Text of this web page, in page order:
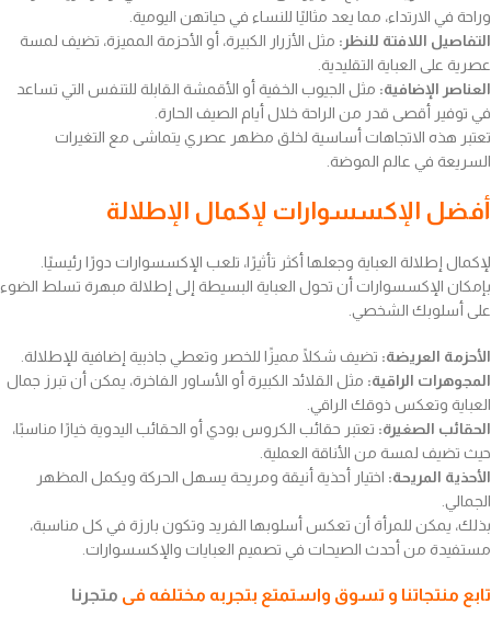
وراحة في الارتداء، مما يعد مثاليًا للنساء في حياتهن اليومية.
التفاصيل اللافتة للنظر: مثل الأزرار الكبيرة، أو الأحزمة المميزة، تضيف لمسة
عصرية على العباية التقليدية.
العناصر الإضافية: مثل الجيوب الخفية أو الأقمشة القابلة للتنفس التي تساعد
في توفير أقصى قدر من الراحة خلال أيام الصيف الحارة.
تعتبر هذه الاتجاهات أساسية لخلق مظهر عصري يتماشى مع التغيرات
السريعة في عالم الموضة.
أفضل الإكسسوارات لإكمال الإطلالة
لإكمال إطلالة العباية وجعلها أكثر تأثيرًا، تلعب الإكسسوارات دورًا رئيسيًا.
بإمكان الإكسسوارات أن تحول العباية البسيطة إلى إطلالة مبهرة تسلط الضوء
على أسلوبك الشخصي.
الأحزمة العريضة: تضيف شكلًا مميزًا للخصر وتعطي جاذبية إضافية للإطلالة.
المجوهرات الراقية: مثل القلائد الكبيرة أو الأساور الفاخرة، يمكن أن تبرز جمال
العباية وتعكس ذوقك الراقي.
الحقائب الصغيرة: تعتبر حقائب الكروس بودي أو الحقائب اليدوية خيارًا مناسبًا،
حيث تضيف لمسة من الأناقة العملية.
الأحذية المريحة: اختيار أحذية أنيقة ومريحة يسهل الحركة ويكمل المظهر
الجمالي.
بذلك، يمكن للمرأة أن تعكس أسلوبها الفريد وتكون بارزة في كل مناسبة،
مستفيدة من أحدث الصيحات في تصميم العبايات والإكسسوارات.
تابع منتجاتنا و تسوق واستمتع بتجربه مختلفه فى متجرنا